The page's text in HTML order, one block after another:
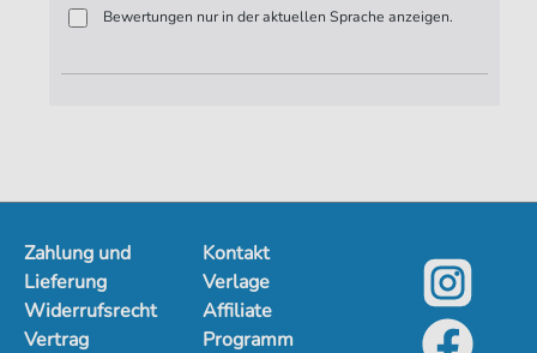
Bewertungen nur in der aktuellen Sprache anzeigen.
Zahlung und
Lieferung
Widerrufsrecht
Vertrag
Kontakt
Verlage
Affiliate
Programm